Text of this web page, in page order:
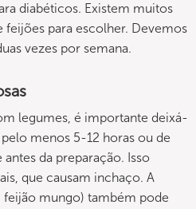
diabéticos. Existem muitos
feijões para escolher. Devemos
vezes por semana.
legumes, é importante deixá-
menos 5-12 horas ou de
da preparação. Isso
que causam inchaço. A
mungo) também pode